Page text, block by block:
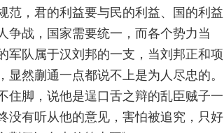
范，君的利益要与民的利益、国的利益
争战，国家需要统一，而各个势力当
军队属于汉刘邦的一支，当刘邦正和项
然蒯通一点都说不上是为人尽忠的。
住脚，说他是逞口舌之辩的乱臣贼子一
没有听从他的意见，害怕被追究，只好